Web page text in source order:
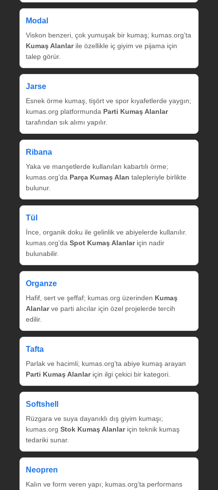
Modal
Viskon benzeri, çok yumuşak bir kumaş; kumas.org’ta
Kumaş Alanlarile özellikle iç giyim ve pijama için
talep görür.
Jarse
Esnek örme kumaş, tişört ve spor kıyafetlerde yaygın;
kumas.org platformunda Parti Kumaş Alanlar
tarafından sık alımı yapılır.
Ribana
Yaka ve manşetlerde kullanılan kabartılı örme;
kumas.org’da Parça Kumaş Alan talepleriyle birlikte
bulunur.
Tül
İnce, organik doku ile gelinlik ve abiyelerde kullanılır.
kumas.org’da Spot Kumaş Alanlariçin nadir
bulunabilir.
Organze
Hafif, sert ve şeffaf; kumas.org üzerinden Kumaş
Alanlarve parti alıcılar için özel projelerde tercih
edilir.
Tafta
Parlak ve hacimli; kumas.org’ta abiye kumaş arayan
Parti Kumaş Alanlariçin ilgi çekici bir kategori.
Softshell
Rüzgara ve suya dayanıklı dış giyim kumaşı;
kumas.org Stok Kumaş Alanlariçin teknik kumaş
tedariki sunar.
Neopren
Kalın ve form veren yapı; kumas.org’ta performans